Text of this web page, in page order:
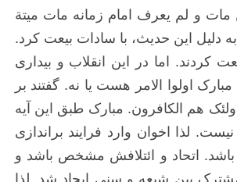
سنی و شیعه داریم: من مات و لم یعرف امام زمانه مات میتة
این حدیث، با سادات بیعت کرد.
کردند. اما در این انقلاب و بیداری
اولوا الامر هست یا نه. گفتند بر
هم الکافرون. مبارک طبق این آیه
لذا اخوان وارد فرایند براندازی
اتحاد و ائتلافش مشخص باشد و
بین شیعه و سنی ایجاد شد. لذا